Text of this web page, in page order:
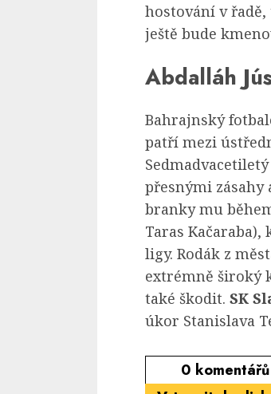
hostování v
ještě bude
Abdalláh
Bahrajnský
patří mezi
přesnými
branky mu
Taras
ligy. Rodák z
extrémně široký
také škodit. SK
úkor Stanislava
0 komentářů